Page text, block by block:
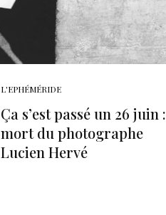
L'EPHÉMÉRIDE
Ça s’est passé un 26 juin :
mort du photographe
Lucien Hervé